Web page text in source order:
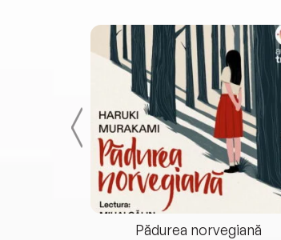
Pădurea norvegiană